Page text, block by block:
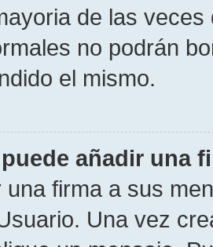
de las
no podrán
el mismo.
añadir una
una firma a sus
Una vez